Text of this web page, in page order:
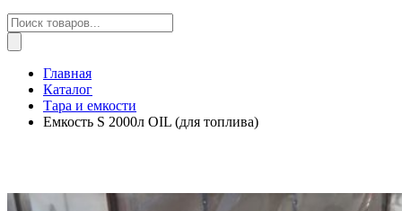
Поиск
товаров
Главная
Каталог
Тара и емкости
Емкость S 2000л OIL (для топлива)